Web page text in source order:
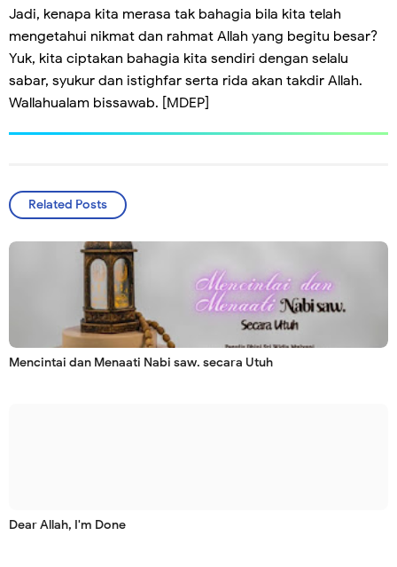
Jadi, kenapa kita merasa tak bahagia bila kita telah
mengetahui nikmat dan rahmat Allah yang begitu besar?
Yuk, kita ciptakan bahagia kita sendiri dengan selalu
sabar, syukur dan istighfar serta rida akan takdir Allah.
Wallahualam bissawab. [MDEP]
Related Posts
Mencintai dan Menaati Nabi saw. secara Utuh
Dear Allah, I'm Done